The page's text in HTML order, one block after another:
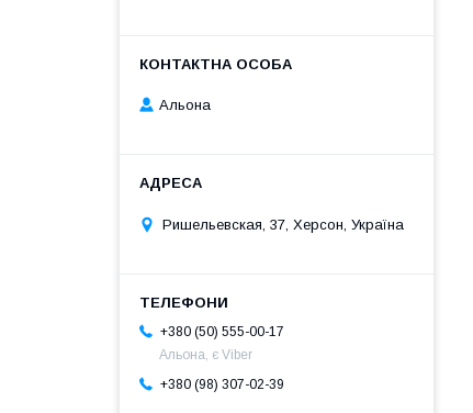
Альона
Ришельевская, 37, Херсон, Україна
+380 (50) 555-00-17
Альона, є Viber
+380 (98) 307-02-39